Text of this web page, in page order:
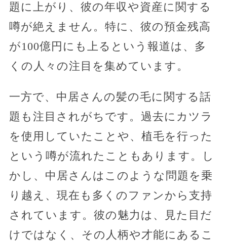
題に上がり、彼の年収や資産に関する
噂が絶えません。特に、彼の預金残高
が100億円にも上るという報道は、多
くの人々の注目を集めています。
一方で、中居さんの髪の毛に関する話
題も注目されがちです。過去にカツラ
を使用していたことや、植毛を行った
という噂が流れたこともあります。し
かし、中居さんはこのような問題を乗
り越え、現在も多くのファンから支持
されています。彼の魅力は、見た目だ
けではなく、その人柄や才能にあるこ